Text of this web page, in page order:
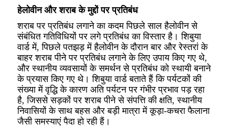
हेलोवीन और शराब के मुद्दों पर प्रतिबंध
शराब पर प्रतिबंध लगाने का कदम पिछले साल हैलोवीन से
संबंधित गतिविधियों पर लगे प्रतिबंध का विस्तार है। शिबुया
वार्ड में, पिछले पतझड़ में हैलोवीन के दौरान बार और रेस्तरां के
बाहर शराब पीने पर प्रतिबंध लगाने के लिए उपाय किए गए थे,
और स्थानीय व्यवसायों के समर्थन से प्रतिबंध को स्थायी बनाने
के प्रयास किए गए थे। शिबुया वार्ड बताते हैं कि पर्यटकों की
संख्या में वृद्धि के कारण अति पर्यटन पर गंभीर प्रभाव पड़ रहा
है, जिससे सड़कों पर शराब पीने से संपत्ति की क्षति, स्थानीय
निवासियों के साथ बहस और बड़ी मात्रा में कूड़ा-कचरा फैलाना
जैसी समस्याएं पैदा हो रही हैं।